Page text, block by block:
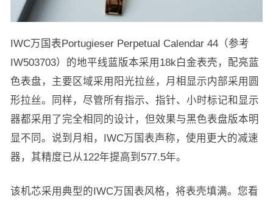
IWC万国表Portugieser Perpetual Calendar 44（参考
IW503703）的地平线蓝版本采用18k白金表壳，配亮蓝
色表盘，主要区域采用阳光拉丝，月相显示内部采用圆
形拉丝。同样，尽管所有指示、指针、小时标记和显示
器都采用了完全相同的设计，但效果与黑色表盘版本明
显不同。说到月相，IWC万国表声称，使用更大的减速
器，其精度已从122年提高到577.5年。
该机芯采用典型的IWC万国表风格，将表壳填满。您看